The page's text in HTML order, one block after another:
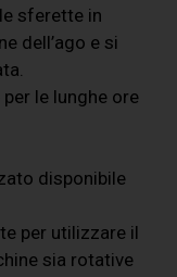
sferette in
dell’ago e si
le lunghe ore
disponibile
per utilizzare il
sia rotative